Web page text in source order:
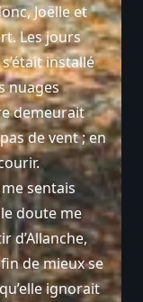
Joëlle et
Les jours
installé
nuages
demeurait
de vent ; en
sentais
doute me
d’Allanche,
de mieux se
ignorait